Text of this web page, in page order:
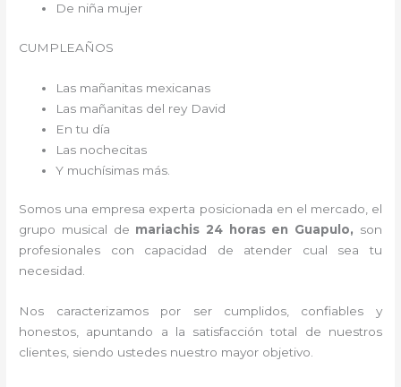
De niña mujer
CUMPLEAÑOS
Las mañanitas mexicanas
Las mañanitas del rey David
En tu día
Las nochecitas
Y muchísimas más.
Somos una empresa experta posicionada en el mercado, el
grupo musical de mariachis 24 horas en Guapulo, son
profesionales con capacidad de atender cual sea tu
necesidad.
Nos caracterizamos por ser cumplidos, confiables y
honestos, apuntando a la satisfacción total de nuestros
clientes, siendo ustedes nuestro mayor objetivo.